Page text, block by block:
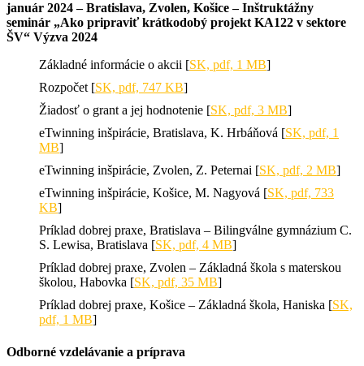
január 2024 – Bratislava, Zvolen, Košice – Inštruktážny
seminár „Ako pripraviť krátkodobý projekt KA122 v sektore
ŠV“ Výzva 2024
Základné informácie o akcii [SK, pdf, 1 MB]
Rozpočet [SK, pdf, 747 KB]
Žiadosť o grant a jej hodnotenie [SK, pdf, 3 MB]
eTwinning inšpirácie, Bratislava, K. Hrbáňová [SK, pdf, 1
MB]
eTwinning inšpirácie, Zvolen, Z. Peternai [SK, pdf, 2 MB]
eTwinning inšpirácie, Košice, M. Nagyová [SK, pdf, 733
KB]
Príklad dobrej praxe, Bratislava – Bilingválne gymnázium C.
S. Lewisa, Bratislava [SK, pdf, 4 MB]
Príklad dobrej praxe, Zvolen – Základná škola s materskou
školou, Habovka [SK, pdf, 35 MB]
Príklad dobrej praxe, Košice – Základná škola, Haniska [SK,
pdf, 1 MB]
Odborné vzdelávanie a príprava